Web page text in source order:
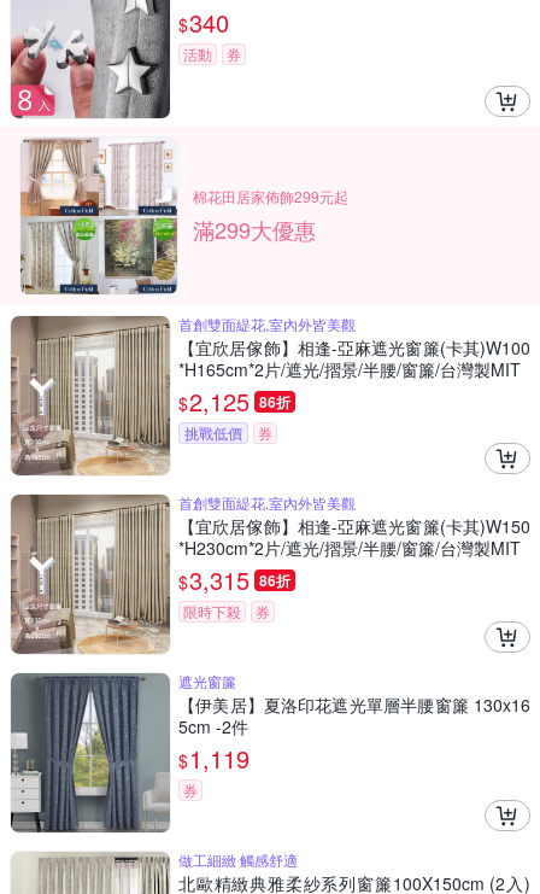
$340
活動 券
棉花田居家佈飾299元起
滿299大優惠
首創雙面緹花,室內外皆美觀
【宜欣居傢飾】相逢-亞麻遮光窗簾(卡其)W100
*H165cm*2片/遮光/摺景/半腰/窗簾/台灣製MIT
$2,125 86折
挑戰低價 券
首創雙面緹花,室內外皆美觀
【宜欣居傢飾】相逢-亞麻遮光窗簾(卡其)W150
*H230cm*2片/遮光/摺景/半腰/窗簾/台灣製MIT
$3,315 86折
限時下殺 券
遮光窗簾
【伊美居】夏洛印花遮光單層半腰窗簾 130x16
5cm -2件
$1,119
券
做工細緻 觸感舒適
北歐精緻典雅柔紗系列窗簾100X150cm (2入)